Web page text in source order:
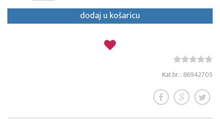
dodaj u košaricu
Kat.br. : 86942705